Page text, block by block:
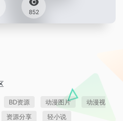
852
BD资源 动漫图片
动漫视
资源分享 轻小说